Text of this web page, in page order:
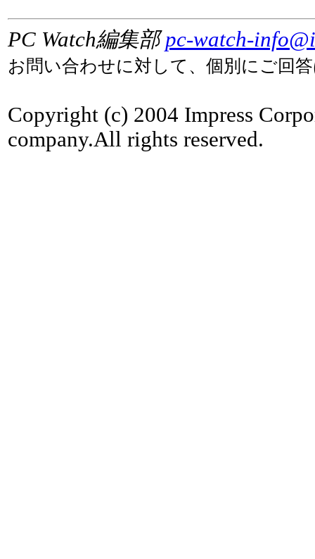
PC Watch編集部pc-watch-
お問い合わせに対して、個別にご回
Copyright (c) 2004 Impress
company.All rights reserved.